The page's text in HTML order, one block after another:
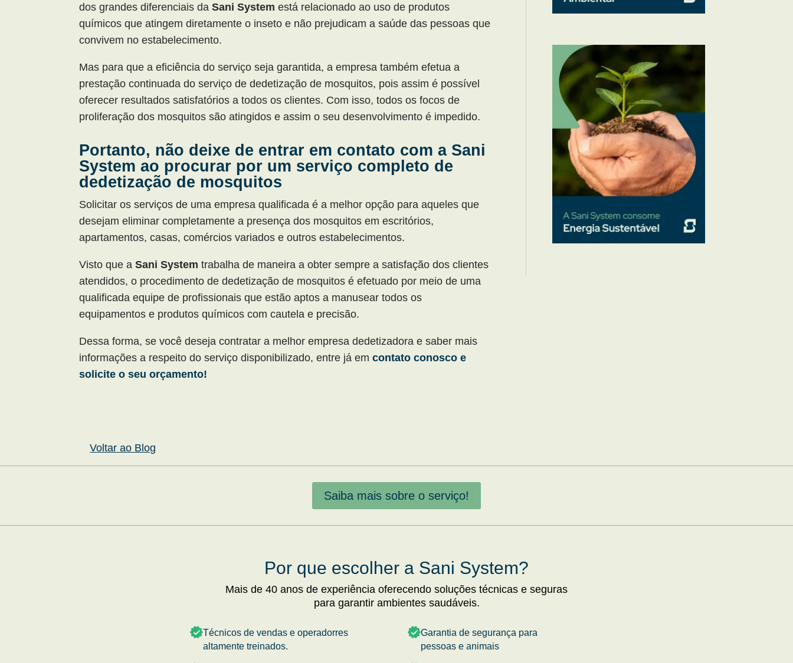
dos grandes diferenciais daSani System está relacionado ao uso de produtos
químicos que atingem diretamente o inseto e não prejudicam a saúde das pessoas que
convivem no estabelecimento.
Mas para que a eficiência do serviço seja garantida, a empresa também efetua a
prestação continuada do serviço de dedetização de mosquitos, pois assim é possível
oferecer resultados satisfatórios a todos os clientes. Com isso, todos os focos de
proliferação dos mosquitos são atingidos e assim o seu desenvolvimento é impedido.
Portanto, não deixe de entrar em contato com a Sani
System ao procurar por um serviço completo de
dedetização de mosquitos
Solicitar os serviços de uma empresa qualificada é a melhor opção para aqueles que
desejam eliminar completamente a presença dos mosquitos em escritórios,
apartamentos, casas, comércios variados e outros estabelecimentos.
Visto que aSani System trabalha de maneira a obter sempre a satisfação dos clientes
atendidos, o procedimento de dedetização de mosquitos é efetuado por meio de uma
qualificada equipe de profissionais que estão aptos a manusear todos os
equipamentos e produtos químicos com cautela e precisão.
Dessa forma, se você deseja contratar a melhor empresa dedetizadora e saber mais
informações a respeito do serviço disponibilizado, entre já emcontato conosco e
solicite o seu orçamento!
Voltar ao Blog
Saiba mais sobre o serviço!
Por que escolher a Sani System?
Mais de 40 anos de experiência oferecendo soluções técnicas e seguras
para garantir ambientes saudáveis.
Técnicos de vendas e operadorres
altamente treinados.
Garantia de segurança para
pessoas e animais